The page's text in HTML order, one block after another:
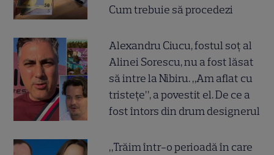
Cum trebuie să procedezi
Alexandru Ciucu, fostul soț al
Alinei Sorescu, nu a fost lăsat
să intre la Nibiru. „Am aflat cu
tristețe”, a povestit el. De ce a
fost întors din drum designerul
„Trăim într-o perioadă în care